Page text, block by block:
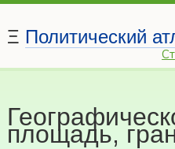
Ξ Политический
площадь,